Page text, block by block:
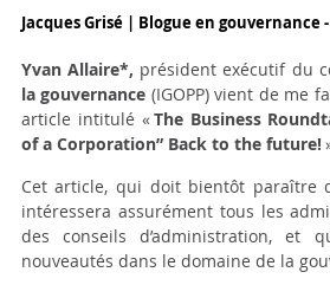
Jacques Grisé | Blogue en gouvernance
Yvan Allaire*, président exécutif du
la gouvernance (IGOPP) vient de me
article intitulé «The Business
of a Corporation” Back to the future!
Cet article, qui doit bientôt paraître
intéressera assurément tous les
des conseils d’administration, et
nouveautés dans le domaine de la